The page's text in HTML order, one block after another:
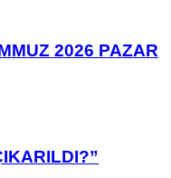
2026 PAZAR